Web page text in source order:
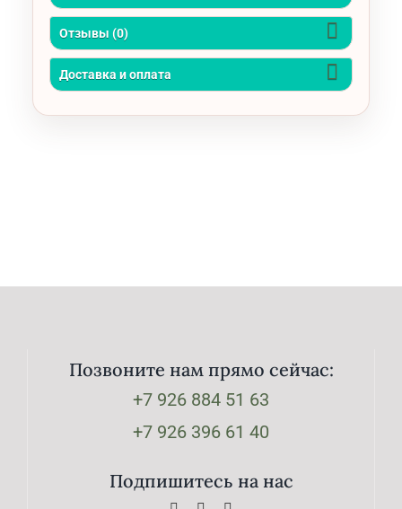
Отзывы (0)
Доставка и оплата
Позвоните нам прямо сейчас:
+7 926 884 51 63
+7 926 396 61 40
Подпишитесь на нас